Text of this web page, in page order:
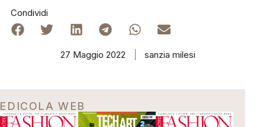
Condividi
27 Maggio 2022 sanzia milesi
EDICOLA WEB